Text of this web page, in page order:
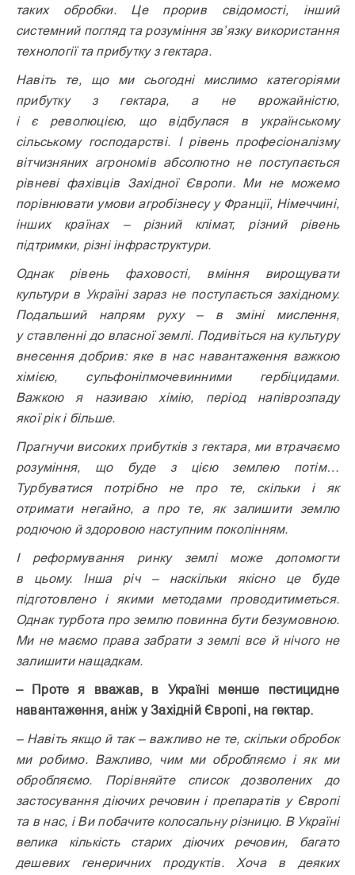
таких обробки. Це прорив свідомості, інший
системний погляд та розуміння зв’язку використання
технології та прибутку з гектара.
Навіть те, що ми сьогодні мислимо категоріями
прибутку з гектара, а не врожайністю,
і є революцією, що відбулася в українському
сільському господарстві. І рівень професіоналізму
вітчизняних агрономів абсолютно не поступається
рівневі фахівців Західної Європи. Ми не можемо
порівнювати умови агробізнесу у Франції, Німеччині,
інших країнах – різний клімат, різний рівень
підтримки, різні інфраструктури.
Однак рівень фаховості, вміння вирощувати
культури в Україні зараз не поступається західному.
Подальший напрям руху – в зміні мислення,
у ставленні до власної землі. Подивіться на культуру
внесення добрив: яке в нас навантаження важкою
хімією, сульфонілмочевинними гербіцидами.
Важкою я називаю хімію, період напіврозпаду
якої рік і більше.
Прагнучи високих прибутків з гектара, ми втрачаємо
розуміння, що буде з цією землею потім…
Турбуватися потрібно не про те, скільки і як
отримати негайно, а про те, як залишити землю
родючою й здоровою наступним поколінням.
І реформування ринку землі може допомогти
в цьому. Інша річ – наскільки якісно це буде
підготовлено і якими методами проводитиметься.
Однак турбота про землю повинна бути безумовною.
Ми не маємо права забрати з землі все й нічого не
залишити нащадкам.
– Проте я вважав, в Україні менше пестицидне
навантаження, аніж у Західній Європі, на гектар.
– Навіть якщо й так – важливо не те, скільки обробок
ми робимо. Важливо, чим ми обробляємо і як ми
оброб­ляємо. Порівняйте список дозволених до
застосування діючих речовин і препаратів у Європі
та в нас, і Ви побачите колосальну різницю. В Україні
велика кількість старих діючих речовин, багато
дешевих генеричних продуктів. Хоча в деяких